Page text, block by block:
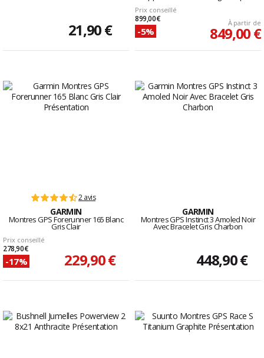
21,90 €
Prix conseillé
899,00 €
-5%
À partir de
849,00 €
2 avis
GARMIN
Montres GPS Forerunner 165 Blanc
Gris Clair
Prix conseillé
278,90 €
-17% 229,90 €
GARMIN
Montres GPS Instinct 3 Amoled Noir
Avec Bracelet Gris Charbon
448,90 €